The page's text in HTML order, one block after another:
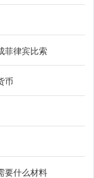
菲律宾比索
币
要什么材料